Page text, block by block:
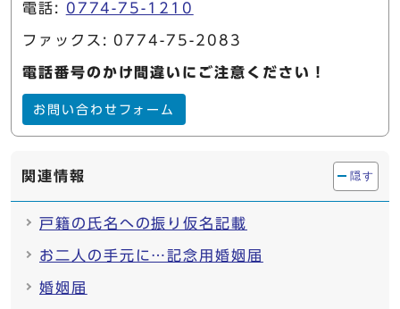
電話: 0774-75-1210
ファックス: 0774-75-2083
電話番号のかけ間違いにご注意ください！
お問い合わせフォーム
関連情報 隠す
戸籍の氏名への振り仮名記載
お二人の手元に…記念用婚姻届
婚姻届